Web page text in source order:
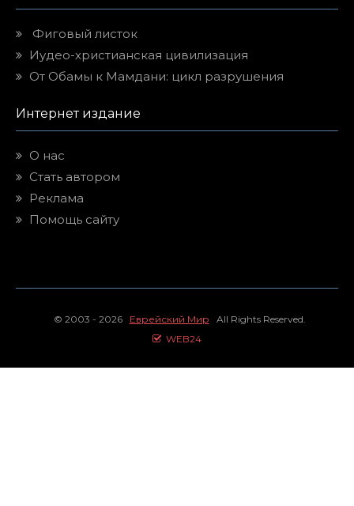
Фиговый листок
Иудео-христианская цивилизация
От Обамы к Мамдани: цикл разрушения
Интернет издание
О нас
Стать автором
Реклама
Помощь сайту
© 2003 - 2026 Еврейский Мир All Rights Reserved.
WEB24